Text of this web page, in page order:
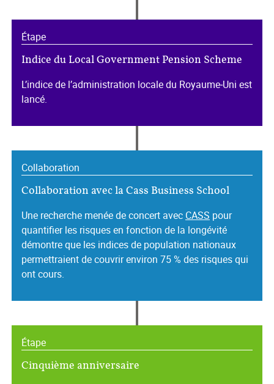
Étape
Indice du Local Government Pension Scheme
L’indice de l’administration locale du Royaume‑Uni est
lancé.
Collaboration
Collaboration avec la Cass Business School
Une recherche menée de concert avec CASS pour
quantifier les risques en fonction de la longévité
démontre que les indices de population nationaux
permettraient de couvrir environ 75 % des risques qui
ont cours.
Étape
Cinquième anniversaire